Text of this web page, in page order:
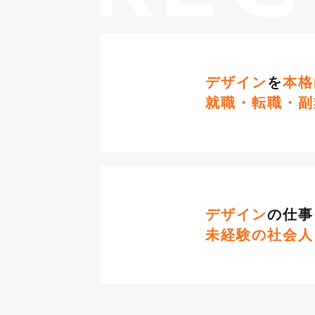
デザイン を本
就職・転職・
デザインの仕
未経験の社会